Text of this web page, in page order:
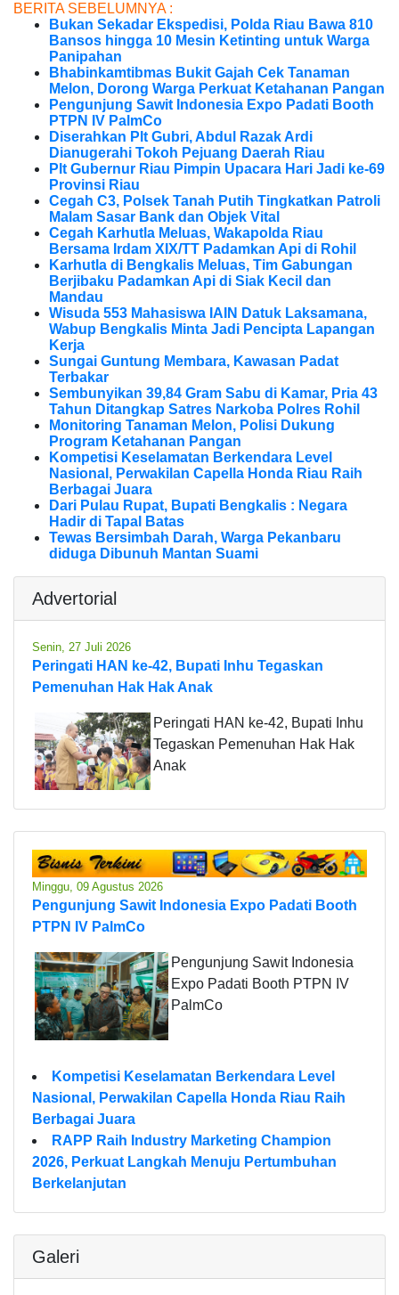
BERITA SEBELUMNYA :
Bukan Sekadar Ekspedisi, Polda Riau Bawa 810
Bansos hingga 10 Mesin Ketinting untuk Warga
Panipahan
Bhabinkamtibmas Bukit Gajah Cek Tanaman
Melon, Dorong Warga Perkuat Ketahanan Pangan
Pengunjung Sawit Indonesia Expo Padati Booth
PTPN IV PalmCo
Diserahkan Plt Gubri, Abdul Razak Ardi
Dianugerahi Tokoh Pejuang Daerah Riau
Plt Gubernur Riau Pimpin Upacara Hari Jadi ke-69
Provinsi Riau
Cegah C3, Polsek Tanah Putih Tingkatkan Patroli
Malam Sasar Bank dan Objek Vital
Cegah Karhutla Meluas, Wakapolda Riau
Bersama Irdam XIX/TT Padamkan Api di Rohil
Karhutla di Bengkalis Meluas, Tim Gabungan
Berjibaku Padamkan Api di Siak Kecil dan
Mandau
Wisuda 553 Mahasiswa IAIN Datuk Laksamana,
Wabup Bengkalis Minta Jadi Pencipta Lapangan
Kerja
Sungai Guntung Membara, Kawasan Padat
Terbakar
Sembunyikan 39,84 Gram Sabu di Kamar, Pria 43
Tahun Ditangkap Satres Narkoba Polres Rohil
Monitoring Tanaman Melon, Polisi Dukung
Program Ketahanan Pangan
Kompetisi Keselamatan Berkendara Level
Nasional, Perwakilan Capella Honda Riau Raih
Berbagai Juara
Dari Pulau Rupat, Bupati Bengkalis : Negara
Hadir di Tapal Batas
Tewas Bersimbah Darah, Warga Pekanbaru
diduga Dibunuh Mantan Suami
Advertorial
Senin, 27 Juli 2026
Peringati HAN ke-42, Bupati Inhu Tegaskan
Pemenuhan Hak Hak Anak
Peringati HAN ke-42, Bupati Inhu
Tegaskan Pemenuhan Hak Hak
Anak
Minggu, 09 Agustus 2026
Pengunjung Sawit Indonesia Expo Padati Booth
PTPN IV PalmCo
Pengunjung Sawit Indonesia
Expo Padati Booth PTPN IV
PalmCo
Kompetisi Keselamatan Berkendara Level
Nasional, Perwakilan Capella Honda Riau Raih
Berbagai Juara
RAPP Raih Industry Marketing Champion
2026, Perkuat Langkah Menuju Pertumbuhan
Berkelanjutan
Galeri